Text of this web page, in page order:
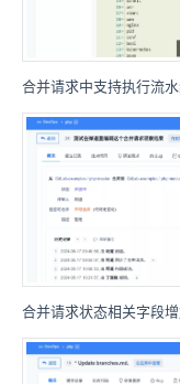
合并请求中支持执行流
合并请求状态相关字段